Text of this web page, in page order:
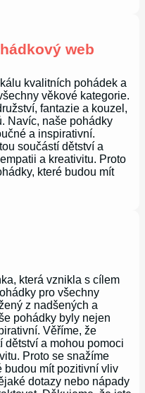
web
kvalitních pohádek a
věkové kategorie.
fantazie a kouzel,
Navíc, naše pohádky
a inspirativní.
součástí dětství a
a kreativitu. Proto
které budou mít
která vznikla s cílem
pro všechny
z nadšených a
pohádky byly nejen
Věříme, že
dětství a mohou pomoci
Proto se snažíme
budou mít pozitivní vliv
dotazy nebo nápady